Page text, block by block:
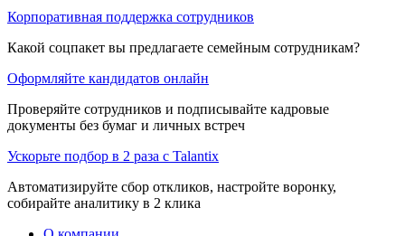
Корпоративная поддержка сотрудников
Какой соцпакет вы предлагаете семейным сотрудникам?
Оформляйте кандидатов онлайн
Проверяйте сотрудников и подписывайте кадровые
документы без бумаг и личных встреч
Ускорьте подбор в 2 раза с Talantix
Автоматизируйте сбор откликов, настройте воронку,
собирайте аналитику в 2 клика